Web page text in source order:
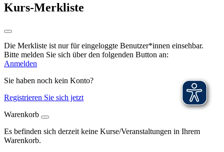
Kurs-Merkliste
Die Merkliste ist nur für eingeloggte Benutzer*innen einsehbar.
Bitte melden Sie sich über den folgenden Button an:
Anmelden
Sie haben noch kein Konto?
Registrieren Sie sich jetzt
Warenkorb
Es befinden sich derzeit keine Kurse/Veranstaltungen in Ihrem
Warenkorb.